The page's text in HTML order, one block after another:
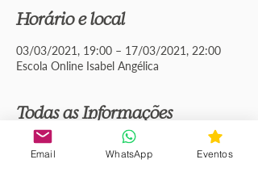
Horário e local
03/03/2021, 19:00 – 17/03/2021, 22:00
Escola Online Isabel Angélica
Todas as Informações
Trabalho totalmente online
, em formato de
aulas de aprofundamento sobre a
Email WhatsApp Eventos